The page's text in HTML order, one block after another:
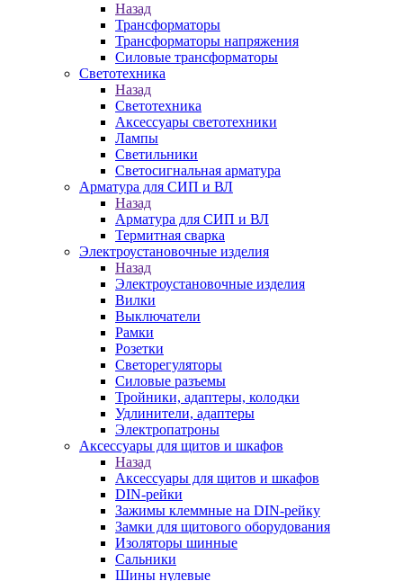
Назад
Трансформаторы
Трансформаторы напряжения
Силовые трансформаторы
Светотехника
Назад
Светотехника
Аксессуары светотехники
Лампы
Светильники
Светосигнальная арматура
Арматура для СИП и ВЛ
Назад
Арматура для СИП и ВЛ
Термитная сварка
Электроустановочные изделия
Назад
Электроустановочные изделия
Вилки
Выключатели
Рамки
Розетки
Светорегуляторы
Силовые разъемы
Тройники, адаптеры, колодки
Удлинители, адаптеры
Электропатроны
Аксессуары для щитов и шкафов
Назад
Аксессуары для щитов и шкафов
DIN-рейки
Зажимы клеммные на DIN-рейку
Замки для щитового оборудования
Изоляторы шинные
Сальники
Шины нулевые